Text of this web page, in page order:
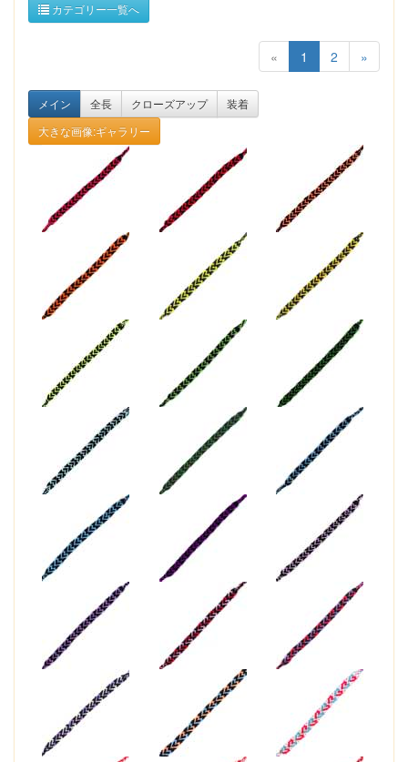
カテゴリー一覧へ
« 1 2 »
メイン 全長 クローズアップ
装着
大きな画像:ギャラリー